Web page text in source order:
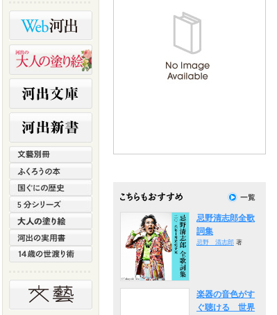
忌野清志郎全歌
詞集
忌野 清志郎 著
楽器の音色がす
ぐ聴ける 世界